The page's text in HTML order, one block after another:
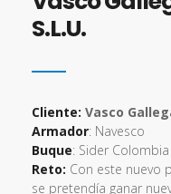
Vasco
S.L.U.